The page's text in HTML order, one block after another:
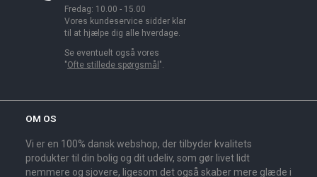
Fredag: 10.00 - 15.00
Vores kundeservice sidder klar
til at hjælpe dig alle hverdage.
Se eventuelt også vores
"Ofte stillede spørgsmål ".
OM OS
Vi er en 100% dansk webshop, der tilbyder kvalitets
produkter til din bolig og dit udeliv, som gør livet lidt
nemmere og sjovere, ligesom det også skaber mere glæde i